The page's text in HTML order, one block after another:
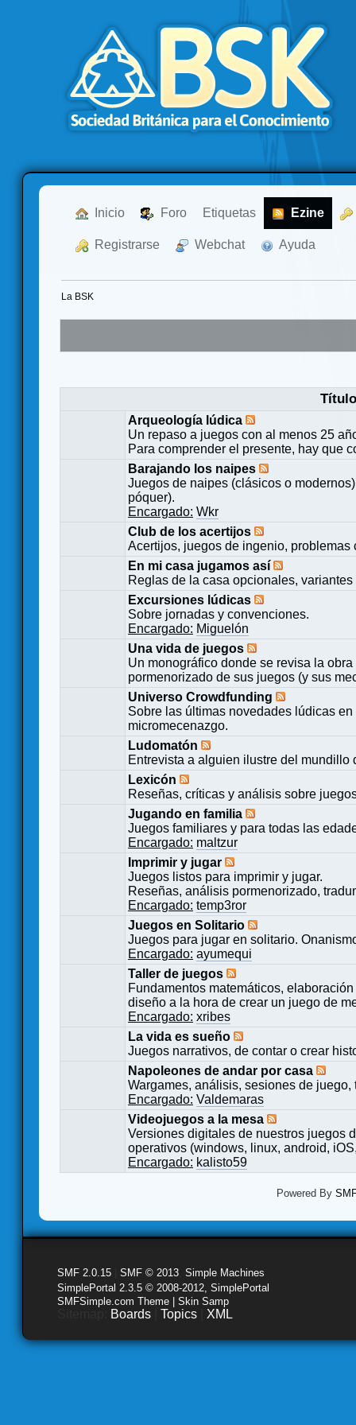
Inicio Foro Etiquetas Ezine
Registrarse Webchat Ayuda
La BSK
Título
Arqueología lúdica
Un repaso a juegos con al menos 25
Para comprender el presente, hay que
Barajando los naipes
Juegos de naipes (clásicos o
póquer).
Encargado: Wkr
Club de los acertijos
Acertijos, juegos de ingenio,
En mi casa jugamos así
Reglas de la casa opcionales,
Excursiones lúdicas
Sobre jornadas y convenciones.
Encargado: Miguelón
Una vida de juegos
Un monográfico donde se revisa la
pormenorizado de sus juegos (y sus
Universo Crowdfunding
Sobre las últimas novedades lúdicas
micromecenazgo.
Ludomatón
Entrevista a alguien ilustre del mundillo
Lexicón
Reseñas, críticas y análisis sobre
Jugando en familia
Juegos familiares y para todas las
Encargado: maltzur
Imprimir y jugar
Juegos listos para imprimir y jugar.
Reseñas, análisis pormenorizado,
Encargado: temp3ror
Juegos en Solitario
Juegos para jugar en solitario.
Encargado: ayumequi
Taller de juegos
Fundamentos matemáticos,
diseño a la hora de crear un juego de
Encargado: xribes
La vida es sueño
Juegos narrativos, de contar o crear
Napoleones de andar por casa
Wargames, análisis, sesiones de
Encargado: Valdemaras
Videojuegos a la mesa
Versiones digitales de nuestros juegos
operativos (windows, linux, android,
Encargado: kalisto59
Powered By
SMF 2.0.15 SMF © 2013 Simple Machines
SimplePortal 2.3.5 © 2008-2012, SimplePortal
SMFSimple.com Theme | Skin Samp
Boards Topics XML